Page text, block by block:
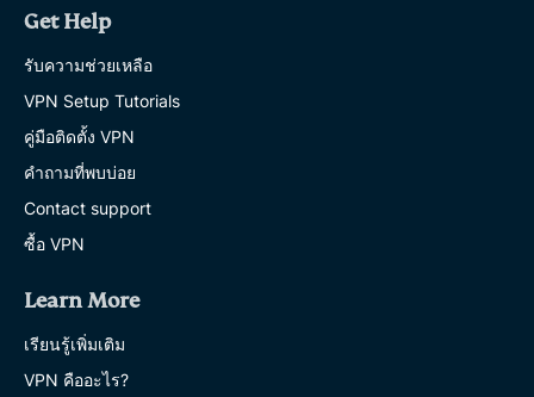
Get Help
รับความช่วยเหลือ
VPN Setup Tutorials
คู่มือติดตั้ง VPN
คำถามที่พบบ่อย
Contact support
ซื้อ VPN
Learn More
เรียนรู้เพิ่มเติม
VPN คืออะไร?